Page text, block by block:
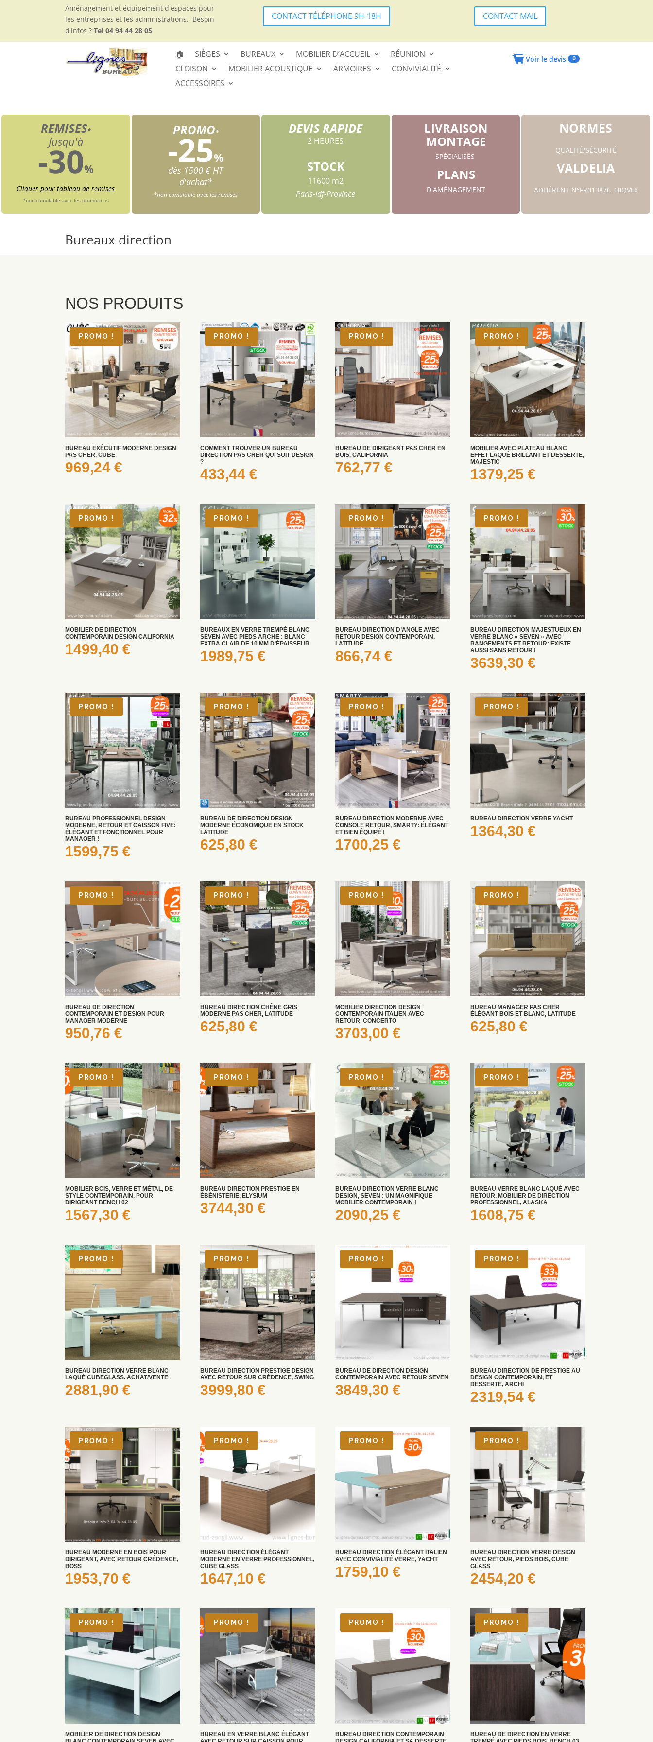
Aménagement et équipement d'espaces pour
les entreprises et les administrations. Besoin
d'infos ?Tel 04 94 44 28 05
CONTACT TÉLÉPHONE 9H-18H CONTACT MAIL
🏠 SIÈGES BUREAUX MOBILIER D’ACCUEIL
RÉUNION
CLOISON
MOBILIER ACOUSTIQUE ARMOIRES
CONVIVIALITÉ
ACCESSOIRES
Voir le devis 0
REMISES*
Jusqu'à
-30%
Cliquer pour tableau de remises
*non cumulable avec les promotions
PROMO*
-25%
dès 1500 € HT
d'achat*
*non cumulable avec les remises
DEVIS RAPIDE
2 HEURES
STOCK
11600 m2
Paris-Idf-Province
LIVRAISON
MONTAGE
SPÉCIALISÉS
PLANS
D'AMÉNAGEMENT
NORMES
QUALITÉ/SÉCURITÉ
VALDELIA
ADHÉRENT N°FR013876_10QVLX
Bureaux direction
NOS PRODUITS
PROMO !
BUREAU EXÉCUTIF MODERNE DESIGN
PAS CHER, CUBE
969,24€
PROMO !
COMMENT TROUVER UN BUREAU
DIRECTION PAS CHER QUI SOIT DESIGN
?
433,44€
PROMO !
BUREAU DE DIRIGEANT PAS CHER EN
BOIS, CALIFORNIA
762,77€
PROMO !
MOBILIER AVEC PLATEAU BLANC
EFFET LAQUÉ BRILLANT ET DESSERTE,
MAJESTIC
1379,25€
PROMO !
MOBILIER DE DIRECTION
CONTEMPORAIN DESIGN CALIFORNIA
1499,40€
PROMO !
BUREAUX EN VERRE TREMPÉ BLANC
SEVEN AVEC PIEDS ARCHE : BLANC
EXTRA CLAIR DE 10 MM D’ÉPAISSEUR
1989,75€
PROMO !
BUREAU DIRECTION D’ANGLE AVEC
RETOUR DESIGN CONTEMPORAIN,
LATITUDE
866,74€
PROMO !
BUREAU DIRECTION MAJESTUEUX EN
VERRE BLANC « SEVEN » AVEC
RANGEMENTS ET RETOUR: EXISTE
AUSSI SANS RETOUR !
3639,30€
PROMO !
BUREAU PROFESSIONNEL DESIGN
MODERNE, RETOUR ET CAISSON FIVE:
ÉLÉGANT ET FONCTIONNEL POUR
MANAGER !
1599,75€
PROMO !
BUREAU DE DIRECTION DESIGN
MODERNE ÉCONOMIQUE EN STOCK
LATITUDE
625,80€
PROMO !
BUREAU DIRECTION MODERNE AVEC
CONSOLE RETOUR, SMARTY: ÉLÉGANT
ET BIEN ÉQUIPÉ !
1700,25€
PROMO !
BUREAU DIRECTION VERRE YACHT
1364,30€
PROMO !
BUREAU DE DIRECTION
CONTEMPORAIN ET DESIGN POUR
MANAGER MODERNE
950,76€
PROMO !
BUREAU DIRECTION CHÊNE GRIS
MODERNE PAS CHER, LATITUDE
625,80€
PROMO !
MOBILIER DIRECTION DESIGN
CONTEMPORAIN ITALIEN AVEC
RETOUR, CONCERTO
3703,00€
PROMO !
BUREAU MANAGER PAS CHER
ÉLÉGANT BOIS ET BLANC, LATITUDE
625,80€
PROMO !
MOBILIER BOIS, VERRE ET MÉTAL, DE
STYLE CONTEMPORAIN, POUR
DIRIGEANT BENCH 02
1567,30€
PROMO !
BUREAU DIRECTION PRESTIGE EN
ÉBÉNISTERIE, ELYSIUM
3744,30€
PROMO !
BUREAU DIRECTION VERRE BLANC
DESIGN, SEVEN : UN MAGNIFIQUE
MOBILIER CONTEMPORAIN !
2090,25€
PROMO !
BUREAU VERRE BLANC LAQUÉ AVEC
RETOUR. MOBILIER DE DIRECTION
PROFESSIONNEL, ALASKA
1608,75€
PROMO !
BUREAU DIRECTION VERRE BLANC
LAQUÉ CUBEGLASS. ACHAT/VENTE
2881,90€
PROMO !
BUREAU DIRECTION PRESTIGE DESIGN
AVEC RETOUR SUR CRÉDENCE, SWING
3999,80€
PROMO !
BUREAU DE DIRECTION DESIGN
CONTEMPORAIN AVEC RETOUR SEVEN
3849,30€
PROMO !
BUREAU DIRECTION DE PRESTIGE AU
DESIGN CONTEMPORAIN, ET
DESSERTE, ARCHI
2319,54€
PROMO !
BUREAU MODERNE EN BOIS POUR
DIRIGEANT, AVEC RETOUR CRÉDENCE,
BOSS
1953,70€
PROMO !
BUREAU DIRECTION ÉLÉGANT
MODERNE EN VERRE PROFESSIONNEL,
CUBE GLASS
1647,10€
PROMO !
BUREAU DIRECTION ÉLÉGANT ITALIEN
AVEC CONVIVIALITÉ VERRE, YACHT
1759,10€
PROMO !
BUREAU DIRECTION VERRE DESIGN
AVEC RETOUR, PIEDS BOIS, CUBE
GLASS
2454,20€
PROMO !
MOBILIER DE DIRECTION DESIGN
PROMO !
BUREAU EN VERRE BLANC ÉLÉGANT
PROMO !
BUREAU DIRECTION CONTEMPORAIN
PROMO !
BUREAU DE DIRECTION EN VERRE